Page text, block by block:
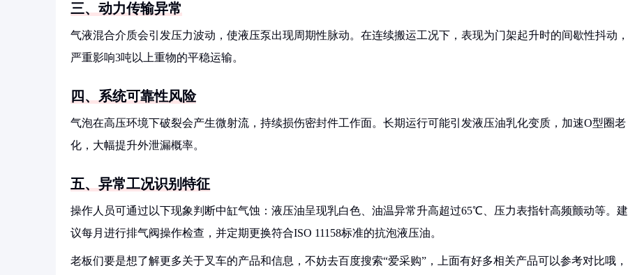
三、动力传输异常
气液混合介质会引发压力波动，使液压泵出现周期性脉动。在连续搬运工况下，表现为门架起升时的间歇性抖动，
严重影响3吨以上重物的平稳运输。
四、系统可靠性风险
气泡在高压环境下破裂会产生微射流，持续损伤密封件工作面。长期运行可能引发液压油乳化变质，加速O型圈老
化，大幅提升外泄漏概率。
五、异常工况识别特征
操作人员可通过以下现象判断中缸气蚀：液压油呈现乳白色、油温异常升高超过65℃、压力表指针高频颤动等。建
议每月进行排气阀操作检查，并定期更换符合ISO 11158标准的抗泡液压油。
老板们要是想了解更多关于叉车的产品和信息，不妨去百度搜索“爱采购”，上面有好多相关产品可以参考对比哦，